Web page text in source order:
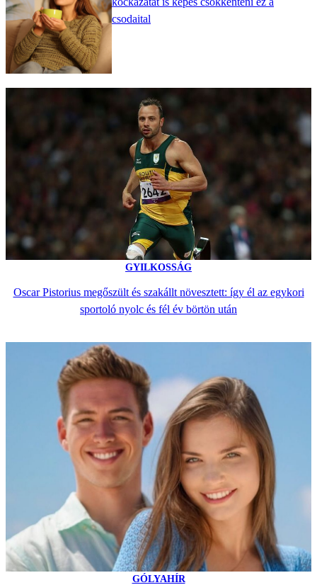
csodaital
GYILKOSSÁG
Oscar Pistorius megőszült és szakállt növesztett: így él az egykori
sportoló nyolc és fél év börtön után
GÓLYAHÍR